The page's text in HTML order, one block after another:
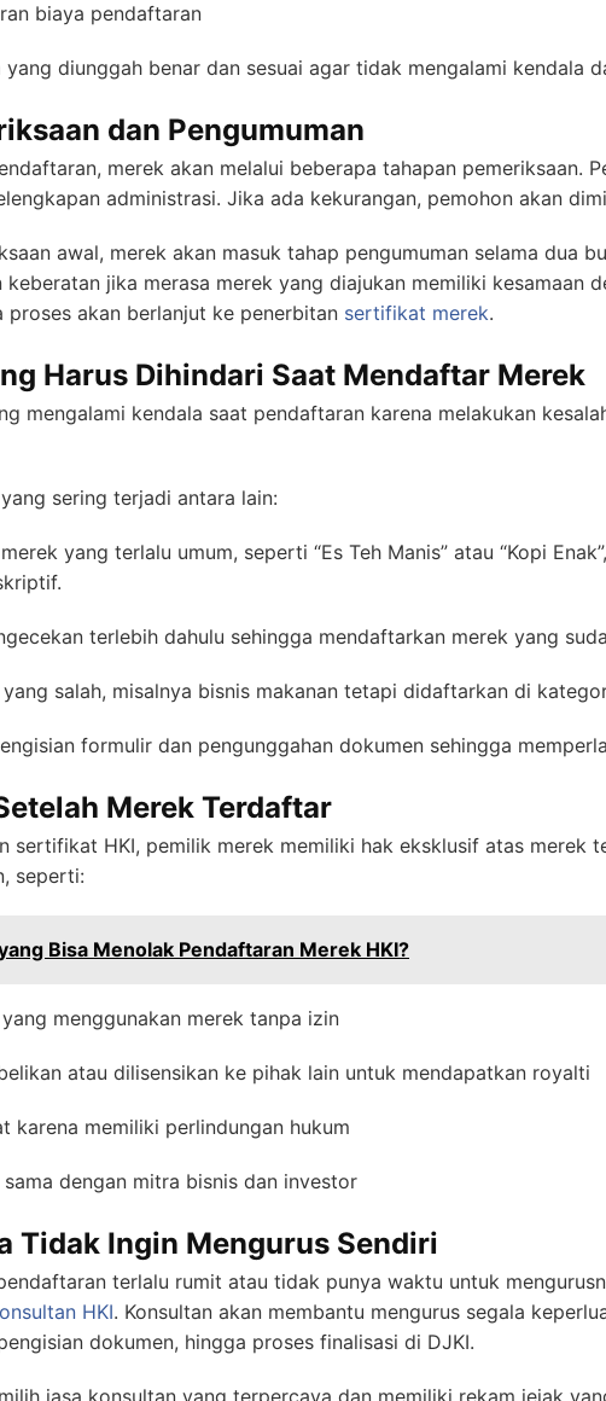
biaya pendaftaran
yang diunggah benar dan sesuai agar tidak mengalami kendala
dan Pengumuman
merek akan melalui beberapa tahapan pemeriksaan.
administrasi. Jika ada kekurangan, pemohon akan
awal, merek akan masuk tahap pengumuman selama dua
keberatan jika merasa merek yang diajukan memiliki kesamaan
proses akan berlanjut ke penerbitan sertifikat merek.
Harus Dihindari Saat Mendaftar Merek
mengalami kendala saat pendaftaran karena melakukan
sering terjadi antara lain:
yang terlalu umum, seperti “Es Teh Manis” atau “Kopi
terlebih dahulu sehingga mendaftarkan merek yang
salah, misalnya bisnis makanan tetapi didaftarkan di
formulir dan pengunggahan dokumen sehingga
Merek Terdaftar
sertifikat HKI, pemilik merek memiliki hak eksklusif atas merek
seperti:
Bisa Menolak Pendaftaran Merek HKI?
menggunakan merek tanpa izin
atau dilisensikan ke pihak lain untuk mendapatkan royalti
karena memiliki perlindungan hukum
dengan mitra bisnis dan investor
Tidak Ingin Mengurus Sendiri
terlalu rumit atau tidak punya waktu untuk
HKI. Konsultan akan membantu mengurus segala
dokumen, hingga proses finalisasi di DJKI.